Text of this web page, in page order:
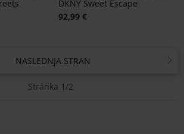
DKNY Sweet Escape
92,99 €
NASLEDNJA STRAN
Stránka 1/2